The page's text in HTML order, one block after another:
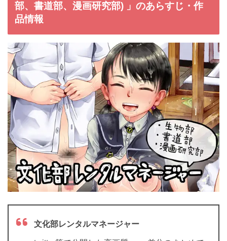
部、書道部、漫画研究部) 」のあらすじ・作
品情報
文化部レンタルマネージャー